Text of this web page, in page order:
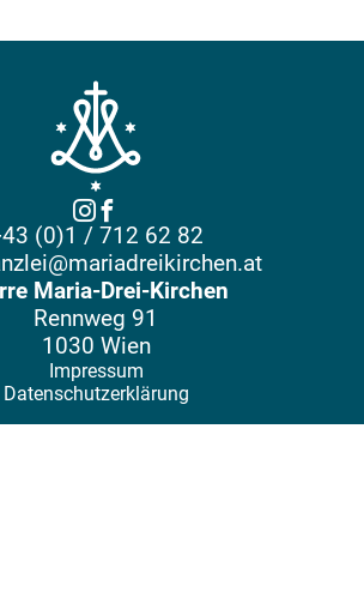
(0)1 / 712 62 82
Maria-Drei-Kirchen
Rennweg 91
1030 Wien
Impressum
Datenschutzerklärung